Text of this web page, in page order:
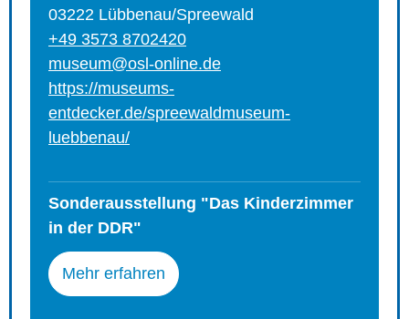
03222 Lübbenau/Spreewald
+49 3573 8702420
museum@osl-online.de
https://museums-
entdecker.de/spreewaldmuseum-
luebbenau/
Sonderausstellung "Das Kinderzimmer
in der DDR"
Mehr erfahren